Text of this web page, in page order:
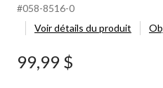
#058-8516-0
Voir détails du produit
99,99 $